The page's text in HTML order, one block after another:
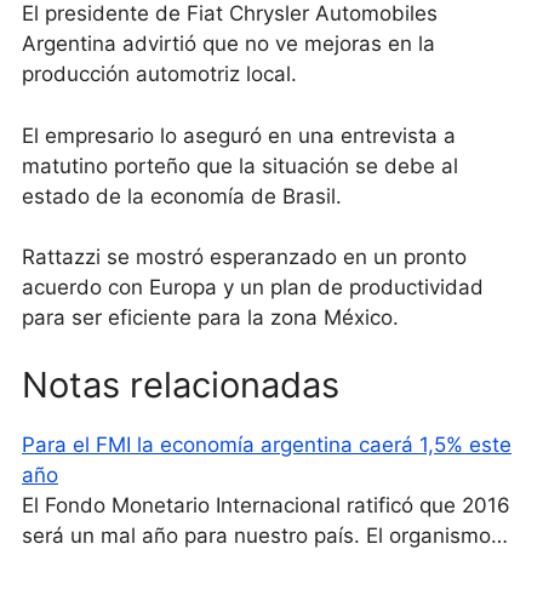
El presidente de Fiat Chrysler Automobiles
Argentina advirtió que no ve mejoras en la
producción automotriz local.
El empresario lo aseguró en una entrevista a
matutino porteño que la situación se debe al
estado de la economía de Brasil.
Rattazzi se mostró esperanzado en un pronto
acuerdo con Europa y un plan de productividad
para ser eficiente para la zona México.
Notas relacionadas
Para el FMI la economía argentina caerá 1,5% este
año
El Fondo Monetario Internacional ratificó que 2016
será un mal año para nuestro país. El organismo…